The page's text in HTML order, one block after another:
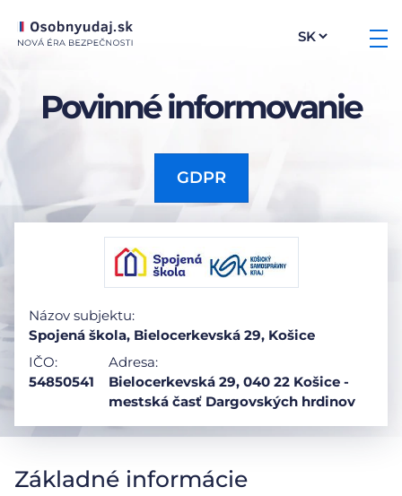
Povinné informovanie
GDPR
Názov subjektu:
Spojená škola, Bielocerkevská 29, Košice
IČO:
54850541
Adresa:
Bielocerkevská 29, 040 22 Košice -
mestská časť Dargovských hrdinov
Základné informácie